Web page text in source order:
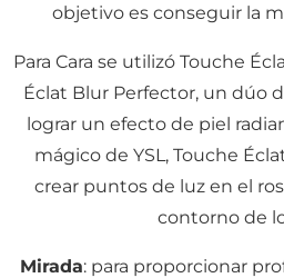
objetivo es conseguir la
Para Cara se utilizó Touche
Éclat Blur Perfector, un dúo
lograr un efecto de piel
mágico de YSL, Touche
crear puntos de luz en el
contorno de
Mirada: para proporcionar